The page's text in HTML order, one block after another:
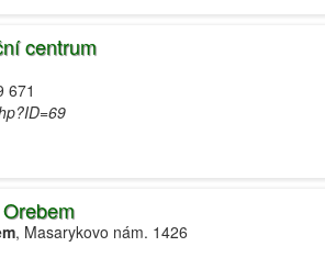
centrum
671
, Masarykovo nám. 1426